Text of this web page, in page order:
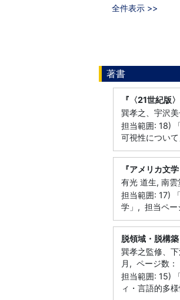
全件表示 >>
著書
『〈21世紀版
巽孝之、宇沢
担当範囲: 18)
可視性につい
『アメリカ文
有光 道生, 南
担当範囲: 17)
学」, 担当ペ
脱領域・脱構
巽孝之監修、
月, ページ数
担当範囲: 15)
ィ・言語的多